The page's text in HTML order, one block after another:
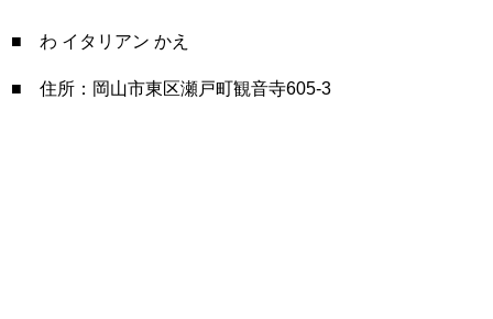
■ わ イタリアン かえ
■ 住所：岡山市東区瀬戸町観音寺605-3